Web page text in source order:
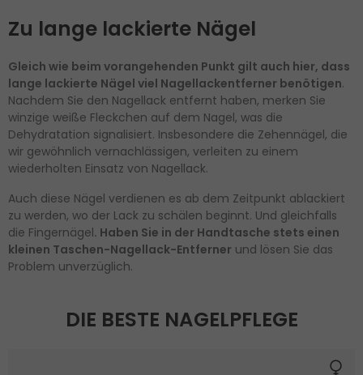
Zu lange lackierte Nägel
Gleich wie beim vorangehenden Punkt gilt auch hier, dass
lange lackierte Nägel viel Nagellackentferner benötigen.
Nachdem Sie den Nagellack entfernt haben, merken Sie
winzige weiße Fleckchen auf dem Nagel, was die
Dehydratation signalisiert. Insbesondere die Zehennägel, die
wir gewöhnlich vernachlässigen, verleiten zu einem
wiederholten Einsatz von Nagellack.
Auch diese Nägel verdienen es ab dem Zeitpunkt ablackiert
zu werden, wo der Lack zu schälen beginnt. Und gleichfalls
die Fingernägel. Haben Sie in der Handtasche stets einen
kleinen Taschen-Nagellack-Entferner und lösen Sie das
Problem unverzüglich.
DIE BESTE NAGELPFLEGE